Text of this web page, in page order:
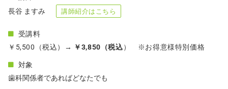
長谷 ますみ
講師紹介はこちら
受講料
￥5,500（税込）
→ ￥3,850（税込） ※お得意様特別価格
対象
歯科関係者であればどなたでも